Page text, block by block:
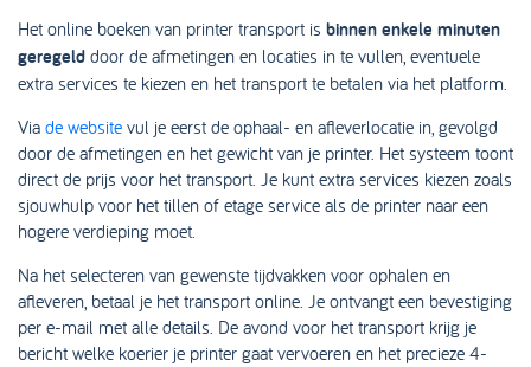
Het online boeken van printer transport is binnen enkele minuten
geregeld door de afmetingen en locaties in te vullen, eventuele
extra services te kiezen en het transport te betalen via het platform.
Via de website vul je eerst de ophaal- en afleverlocatie in, gevolgd
door de afmetingen en het gewicht van je printer. Het systeem toont
direct de prijs voor het transport. Je kunt extra services kiezen zoals
sjouwhulp voor het tillen of etage service als de printer naar een
hogere verdieping moet.
Na het selecteren van gewenste tijdvakken voor ophalen en
afleveren, betaal je het transport online. Je ontvangt een bevestiging
per e-mail met alle details. De avond voor het transport krijg je
bericht welke koerier je printer gaat vervoeren en het precieze 4-